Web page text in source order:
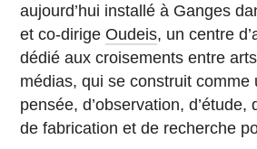
aujourd’hui installé à Ganges
et co-dirigeOudeis, un centre
dédié aux croisements entre
médias, qui se construit comme
pensée, d’observation, d’étude,
de fabrication et de recherche